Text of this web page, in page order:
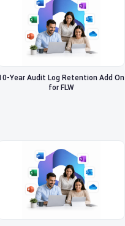
Year Audit Log Retention Add On
for FLW